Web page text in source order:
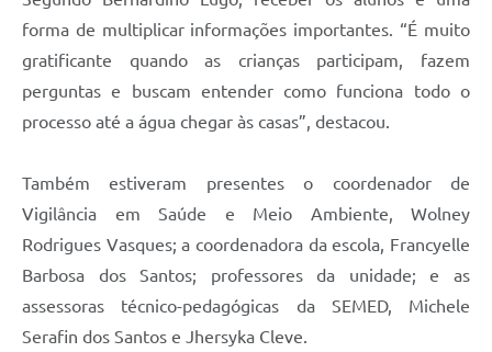
forma de multiplicar informações importantes. “É muito
gratificante quando as crianças participam, fazem
perguntas e buscam entender como funciona todo o
processo até a água chegar às casas”, destacou.
Também estiveram presentes o coordenador de
Vigilância em Saúde e Meio Ambiente, Wolney
Rodrigues Vasques; a coordenadora da escola, Francyelle
Barbosa dos Santos; professores da unidade; e as
assessoras técnico-pedagógicas da SEMED, Michele
Serafin dos Santos e Jhersyka Cleve.